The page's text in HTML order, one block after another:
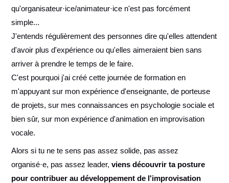
qu'organisateur·ice/animateur·ice n'est pas forcément
simple...
J'entends régulièrement des personnes dire qu'elles attendent
d'avoir plus d'expérience ou qu'elles aimeraient bien sans
arriver à prendre le temps de le faire.
C'est pourquoi j'ai créé cette journée de formation en
m'appuyant sur mon expérience d'enseignante, de porteuse
de projets, sur mes connaissances en psychologie sociale et
bien sûr, sur mon expérience d'animation en improvisation
vocale.
Alors si tu ne te sens pas assez solide, pas assez
organisé·e, pas assez leader,viens découvrir ta posture
pour contribuer au développement de l'improvisation